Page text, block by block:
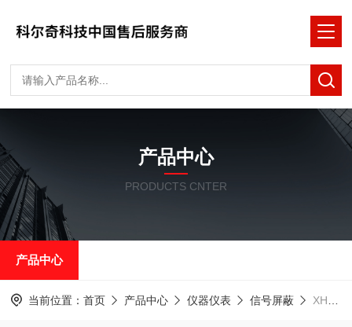
产品中心
PRODUCTS CNTER
产品中心
当前位置： 首页 产品中心 仪器仪表 信号屏蔽 XHPB会议保密机 手机信号屏蔽器